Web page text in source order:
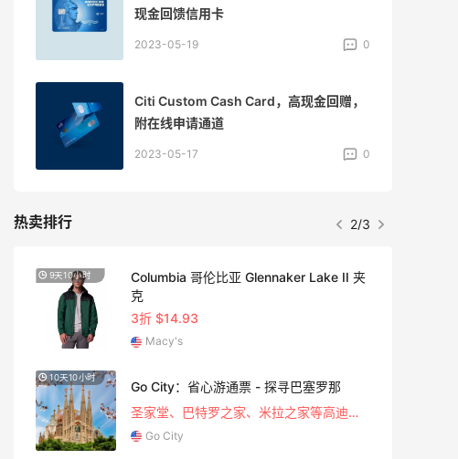
现金回馈信用卡
2023-05-19 0
Citi Custom Cash Card，高现金回赠，
附在线申请通道
2023-05-17 0
热卖排行 2/3
9天10小时
Columbia 哥伦比亚 Glennaker Lake II 夹
克
3折 $14.93
Macy's
10天10小时
Go City：省心游通票 - 探寻巴塞罗那
圣家堂、巴特罗之家、米拉之家等高迪建筑
Go City